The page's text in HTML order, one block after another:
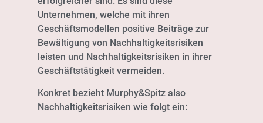
Unternehmen, welche mit ihren
Geschäftsmodellen positive Beiträge zur
Bewältigung von Nachhaltigkeitsrisiken
leisten und Nachhaltigkeitsrisiken in ihrer
Geschäftstätigkeit vermeiden.
Konkret bezieht Murphy&Spitz also
Nachhaltigkeitsrisiken wie folgt ein: